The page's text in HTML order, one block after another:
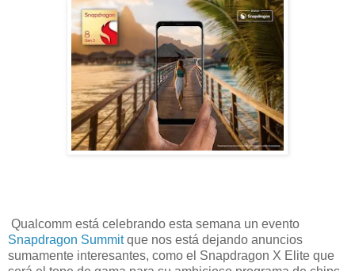
Qualcomm está celebrando esta semana un evento
Snapdragon Summitque nos está dejando anuncios
sumamente interesantes, como el Snapdragon X Elite que